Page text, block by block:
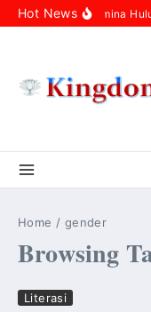
Skip to content
Hot NewsPertamina
Home / gender
Browsing
Literasi